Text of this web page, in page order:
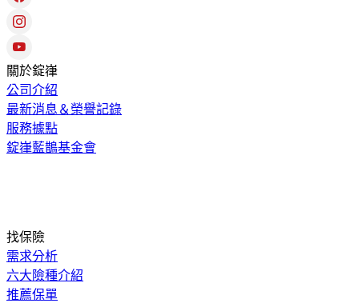
關於錠嵂
公司介紹
最新消息＆榮譽記錄
服務據點
錠嵂藍鵲基金會
找保險
需求分析
六大險種介紹
推薦保單